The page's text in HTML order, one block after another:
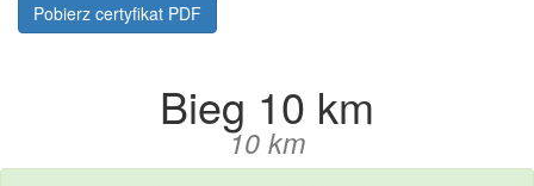
Pobierz certyfikat PDF
Bieg 10 km
10 km